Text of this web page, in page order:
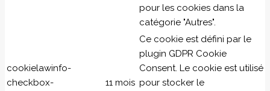
pour les cookies dans la
catégorie "Autres".
cookielawinfo-
checkbox-
11 mois
Ce cookie est défini par le
plugin GDPR Cookie
Consent. Le cookie est utilisé
pour stocker le